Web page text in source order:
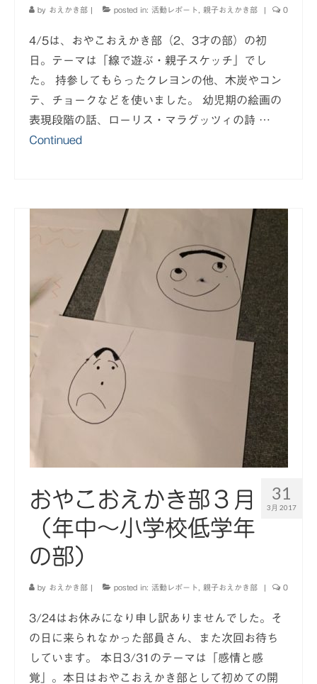
by おえかき部 | posted in: 活動レポート 親子おえかき部 | 0
4/5は、おやこおえかき部（2、3才の部）の初
日。テーマは「線で遊ぶ・親子スケッチ」でし
た。 持参してもらったクレヨンの他、木炭やコン
テ、チョークなどを使いました。 幼児期の絵画の
表現段階の話、ローリス・マラグッツィの詩 …
Continued
31
3月 2017
おやこおえかき部３月
（年中〜小学校低学年
の部）
by おえかき部 | posted in: 活動レポート 親子おえかき部 | 0
3/24はお休みになり申し訳ありませんでした。そ
の日に来られなかった部員さん、また次回お待ち
しています。 本日3/31のテーマは「感情と感
覚」。本日はおやこおえかき部として初めての開